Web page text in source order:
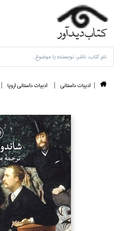
ادبيات داستاني ادبيات داستاني اروپا